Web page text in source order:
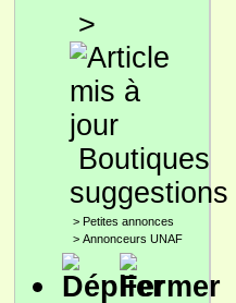
>
Boutiques
suggestions
> Petites annonces
> Annonceurs UNAF